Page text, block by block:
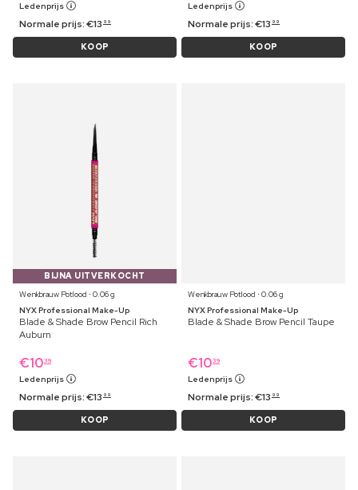
Ledenprijs
Normale prijs:€13 99
KOOP
Ledenprijs
Normale prijs:€13 99
KOOP
BIJNA UITVERKOCHT
Wenkbrauw Potlood ⋅ 0.06 g
NYX Professional Make-Up
Blade & Shade Brow Pencil Rich
Auburn
€1039
Ledenprijs
Normale prijs:€13 99
KOOP
Wenkbrauw Potlood ⋅ 0.06 g
NYX Professional Make-Up
Blade & Shade Brow Pencil Taupe
€1039
Ledenprijs
Normale prijs:€13 99
KOOP